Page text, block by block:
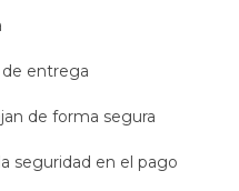
entrega
de forma segura
seguridad en el pago